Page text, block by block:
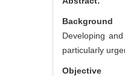
Background
Developing
particularly
Objective